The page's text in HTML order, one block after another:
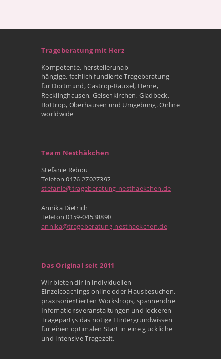
Trageberatung mit Herz
Kompetente, herstellerunab-
hängige, fachlich fundierte Trageberatung
für Dortmund, Castrop-Rauxel, Herne,
Recklinghausen, Gelsenkirchen, Gladbeck,
Bottrop, Oberhausen und Umgebung. Online
worldwide
Team Nesthäkchen
Stefanie Rebou
Telefon 0176 27027397
stefanie@trageberatung-nesthaekchen.de
Annika Dietrich
Telefon 0159-04538890
annika@trageberatung-nesthaekchen.de
Das Original seit 2011
Wir bieten dir in individuellen
Einzelcoachings online oder Hausbesuchen,
praxisorientierten Workshops, spannendne
Infomationsveranstaltungen und lockeren
Tragepartys das nötige Hintergrundwissen
für einen optimalen Start in eine glückliche
und intensive Tragezeit.